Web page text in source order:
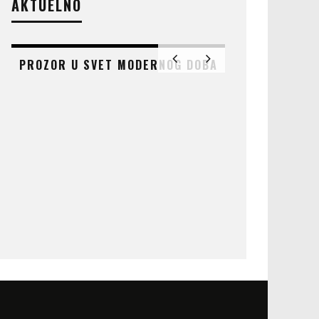
AKTUELNO
PROZOR U SVET MODERNOG DOBA